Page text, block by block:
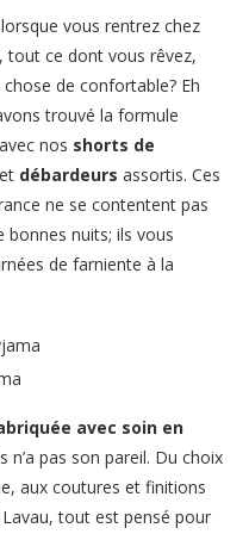
vous rentrez chez
tout ce dont vous rêvez,
de confortable? Eh
trouvé la formule
nos shorts de
et débardeurs assortis. Ces
ne se contentent pas
bonnes nuits; ils vous
de farniente à la
avec soin en
n’a pas son pareil. Du choix
aux coutures et finitions
Lavau, tout est pensé pour